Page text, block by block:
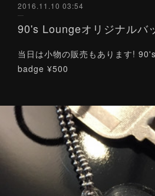
2016.11.10 03:54
当日は小物の販売もあります!
badge ¥500